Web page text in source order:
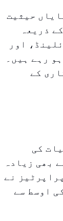
حیثیت
ذریعہ
اور
رہے ہیں۔
کے
ترقیات کی
بھی زیادہ
نے
کی اوسط سے